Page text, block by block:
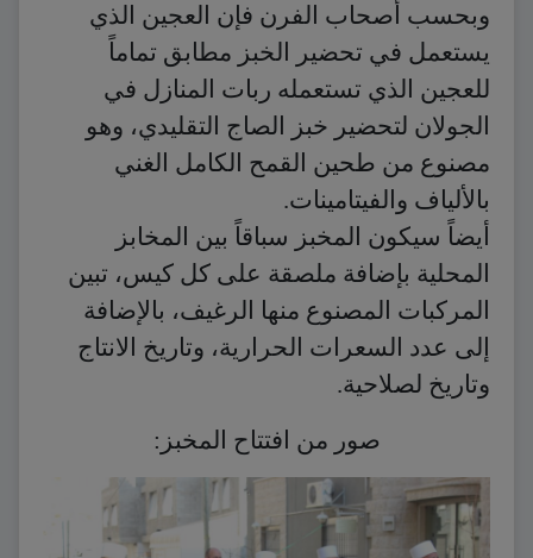
وبحسب أصحاب الفرن فإن العجين الذي
يستعمل في تحضير الخبز مطابق تماماً
للعجين الذي تستعمله ربات المنازل في
الجولان لتحضير خبز الصاج التقليدي، وهو
مصنوع من طحين القمح الكامل الغني
بالألياف والفيتامينات.
أيضاً سيكون المخبز سباقاً بين المخابز
المحلية بإضافة ملصقة على كل كيس، تبين
المركبات المصنوع منها الرغيف، بالإضافة
إلى عدد السعرات الحرارية، وتاريخ الانتاج
وتاريخ لصلاحية.
صور من افتتاح المخبز: